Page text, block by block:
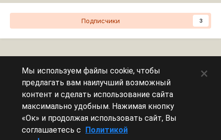
Подписчики 3
Сейчас на странице
Эту страницу никто не просматривает.
Мы используем файлы cookie, чтобы
предлагать вам наилучший возможный
контент и сделать использование сайта
максимально удобным. Нажимая кнопку
«Ок» и продолжая использовать сайт, Вы
соглашаетесь с Политикой
×